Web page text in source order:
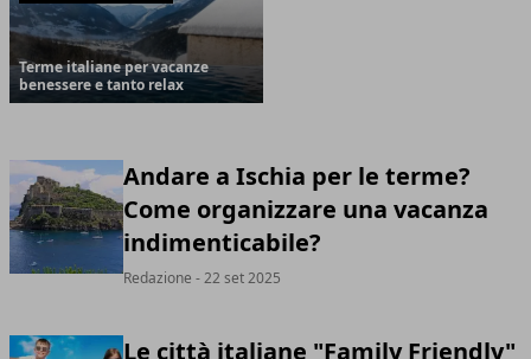
Terme italiane per vacanze
benessere e tanto relax
Andare a Ischia per le terme?
Come organizzare una vacanza
indimenticabile?
Redazione - 22 set 2025
Le città italiane "Family Friendly"